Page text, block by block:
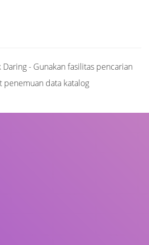
Daring - Gunakan fasilitas pencarian
data katalog